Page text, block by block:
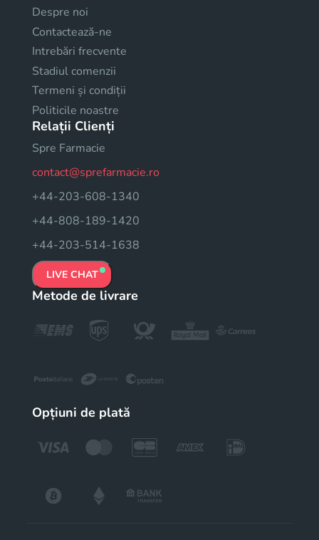
Despre noi
Contactează-ne
Intrebări frecvente
Stadiul comenzii
Termeni și condiții
Politicile noastre
Relații Clienți
Spre Farmacie
contact@sprefarmacie.ro
+44-203-608-1340
+44-808-189-1420
+44-203-514-1638
LIVE CHAT
Metode de livrare
Opțiuni de plată